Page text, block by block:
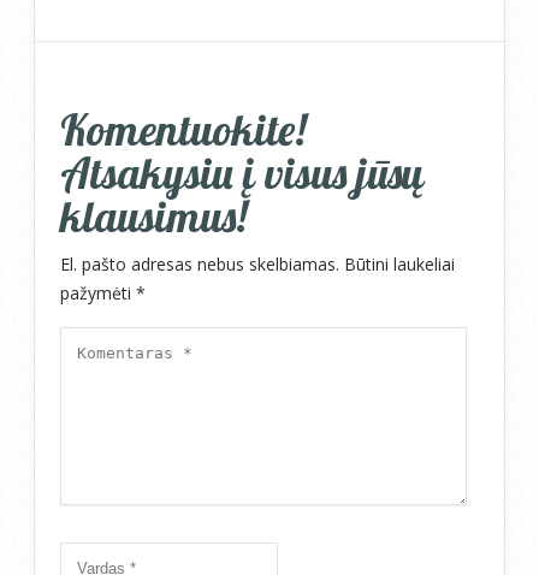
Komentuokite!
Atsakysiu į visus jūsų
klausimus!
El. pašto adresas nebus skelbiamas. Būtini laukeliai
pažymėti *